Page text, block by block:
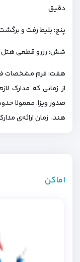
دقیق
پنج: بلیط رفت و
شش: رزرو قطعی هتل
هفت: فرم مشخصات
از زمانی که مدارک
صدور ویزا، معمولا
هند، زمان ارائه‌ی
اماکن